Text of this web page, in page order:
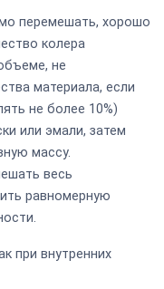
перемешать, хорошо
колера
не
материала, если
не более 10%)
или эмали, затем
массу.
весь
равномерную
при внутренних